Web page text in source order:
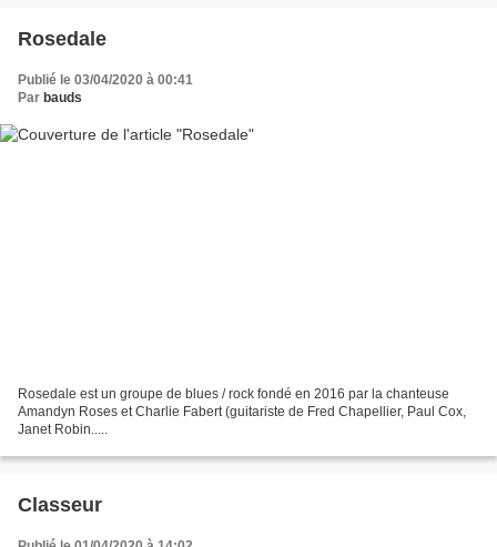
Rosedale
Publié le 03/04/2020 à 00:41
Par bauds
Rosedale est un groupe de blues / rock fondé en 2016 par la chanteuse
Amandyn Roses et Charlie Fabert (guitariste de Fred Chapellier, Paul Cox,
Janet Robin.....
Classeur